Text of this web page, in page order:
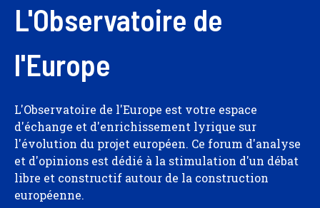
L'Observatoire de
l'Europe
L'Observatoire de l'Europe est votre espace
d'échange et d'enrichissement lyrique sur
l'évolution du projet européen. Ce forum d'analyse
et d'opinions est dédié à la stimulation d'un débat
libre et constructif autour de la construction
européenne.